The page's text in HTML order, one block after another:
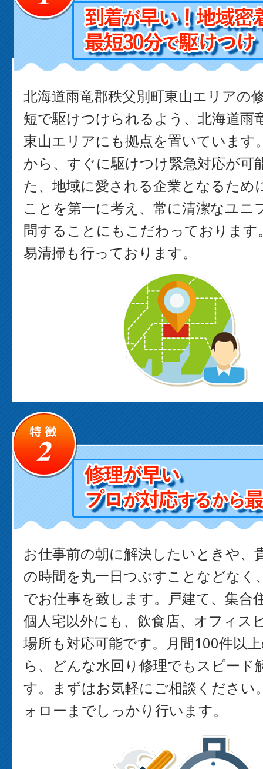
北海道雨竜郡秩父別町東山エリアの
短で駆けつけられるよう、北海道雨
東山エリアにも拠点を置いています
から、すぐに駆けつけ緊急対応が可
た、地域に愛される企業となるため
ことを第一に考え、常に清潔なユニ
問することにもこだわっております
易清掃も行っております。
お仕事前の朝に解決したいときや、
の時間を丸一日つぶすことなどなく
でお仕事を致します。戸建て、集合
個人宅以外にも、飲食店、オフィス
場所も対応可能です。月間100件以
ら、どんな水回り修理でもスピード
す。まずはお気軽にご相談ください
ォローまでしっかり行います。